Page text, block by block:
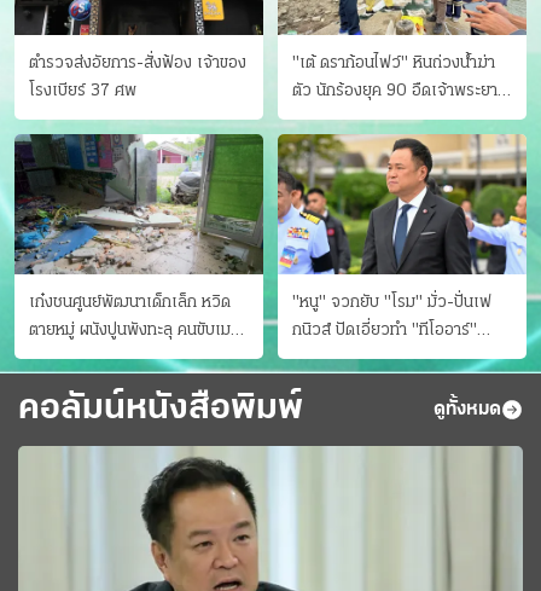
ตำรวจส่งอัยการ-สั่งฟ้อง เจ้าของ
โรงเบียร์ 37 ศพ
"เต้ ดราก้อนไฟว์" หินถ่วงน้ำฆ่า
ตัว นักร้องยุค 90 อืดเจ้าพระยา
แฟนหาตัววุ่น เครียดธุรกิจ!
เก๋งชนศูนย์พัฒนาเด็กเล็ก หวิด
ตายหมู่ ผนังปูนพังทะลุ คนขับเมา
ยา
"หนู" จวกยับ "โรม" มั่ว-ปั่นเฟ
กนิวส์ ปัดเอี่ยวทํา "ทีโออาร์"
ต้นทางโกงสอบฉาว
คอลัมน์หนังสือพิมพ์ ดูทั้งหมด